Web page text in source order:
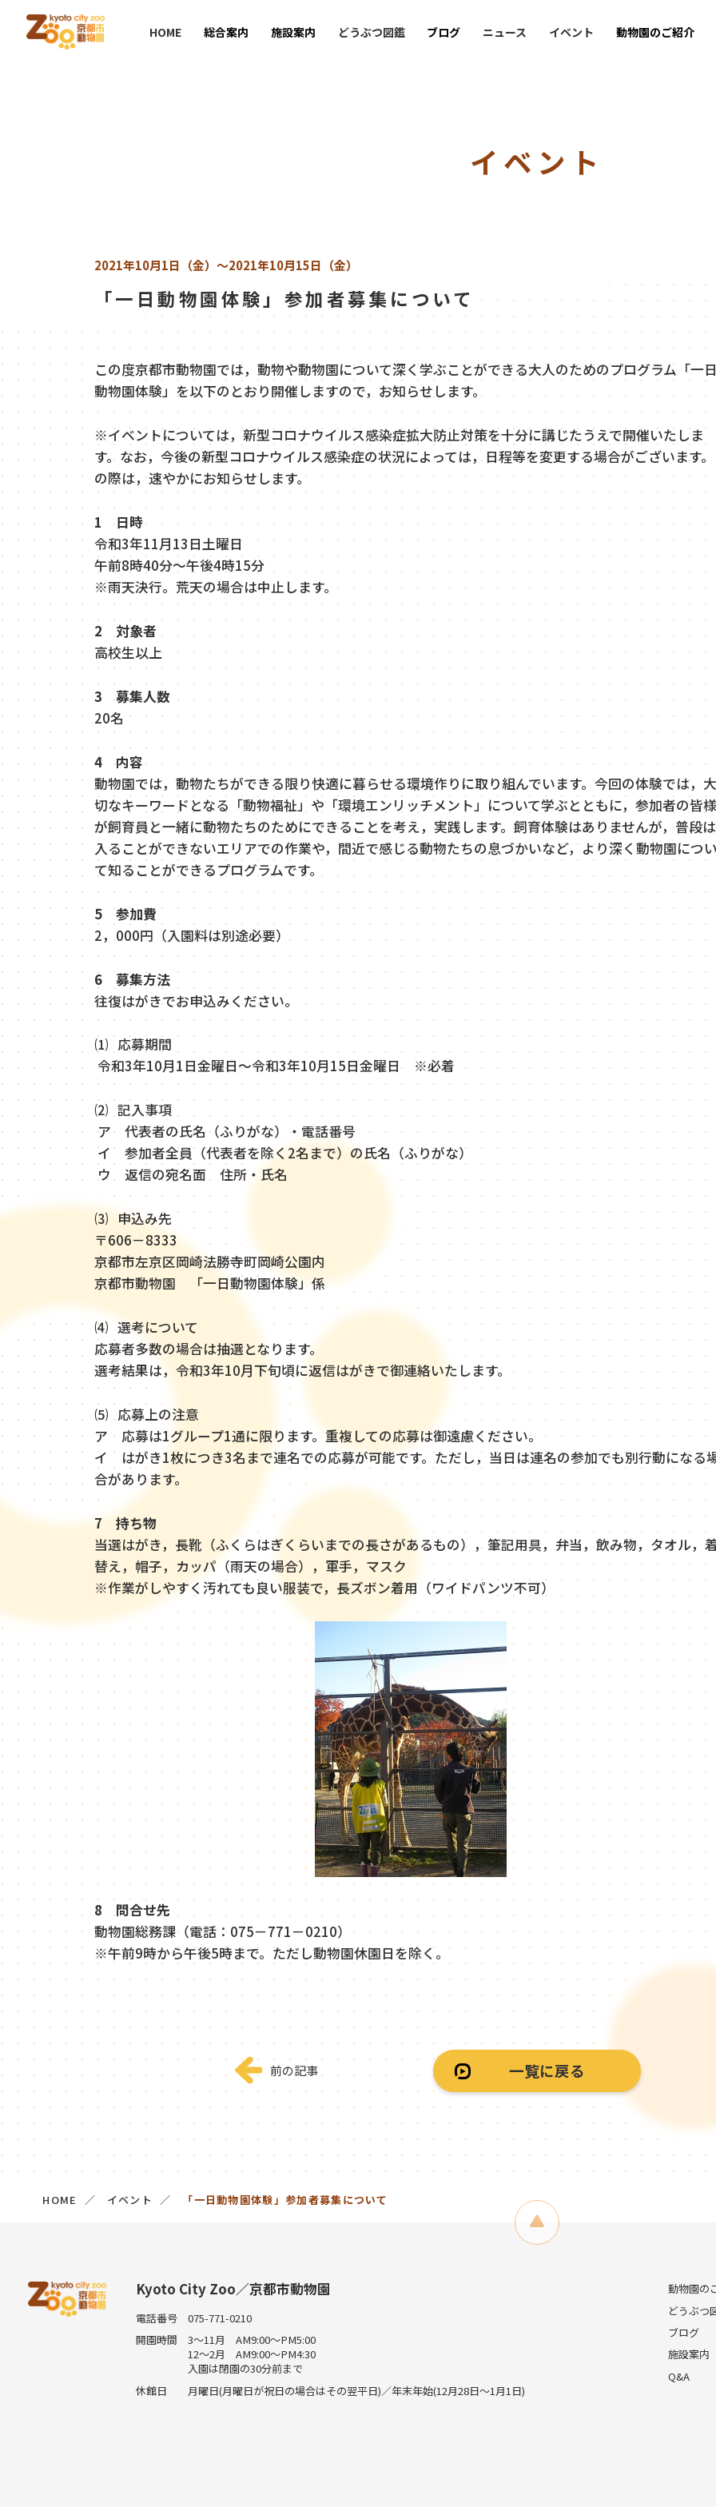
HOME 総合案内 施設案内 どうぶつ図鑑 ブログ ニュース イベント 動物園のご紹介
イベント
2021年10月1日（金） ～2021年10月15日（金）
「一日動物園体験」参加者募集について
この度京都市動物園では，動物や動物園について深く学ぶことができる大人のためのプログラム「一
動物園体験」を以下のとおり開催しますので，お知らせします。
※イベントについては，新型コロナウイルス感染症拡大防止対策を十分に講じたうえで開催いたしま
す。なお，今後の新型コロナウイルス感染症の状況によっては，日程等を変更する場合がございます
の際は，速やかにお知らせします。
1日時
令和3年11月13日土曜日
午前8時40分～午後4時15分
※雨天決行。荒天の場合は中止します。
2 対象者
高校生以上
3 募集人数
20名
4 内容
動物園では，動物たちができる限り快適に暮らせる環境作りに取り組んでいます。今回の体験では，大
切なキーワードとなる「動物福祉」や「環境エンリッチメント」について学ぶとともに，参加者の皆様
が飼育員と一緒に動物たちのためにできることを考え，実践します。飼育体験はありませんが，普段は
入ることができないエリアでの作業や，間近で感じる動物たちの息づかいなど，より深く動物園につ
て知ることができるプログラムです。
5 参加費
2，000円（入園料は別途必要）
6募集方法
往復はがきでお申込みください。
⑴ 応募期間
令和3年10月1日金曜日～令和3年10月15日金曜日 ※必着
⑵ 記入事項
ア 代表者の氏名（ふりがな）・電話番号
イ 参加者全員（代表者を除く2名まで）の氏名（ふりがな）
ウ 返信の宛名面 住所・氏名
⑶ 申込み先
〒606－8333
京都市左京区岡崎法勝寺町岡崎公園内
京都市動物園 「一日動物園体験」係
⑷ 選考について
応募者多数の場合は抽選となります。
選考結果は，令和3年10月下旬頃に返信はがきで御連絡いたします。
⑸ 応募上の注意
ア 応募は1グループ1通に限ります。重複しての応募は御遠慮ください。
イ はがき1枚につき3名まで連名での応募が可能です。ただし，当日は連名の参加でも別行動になる
合があります。
7 持ち物
当選はがき，長靴（ふくらはぎくらいまでの長さがあるもの），筆記用具，弁当，飲み物，タオル，
替え，帽子，カッパ（雨天の場合），軍手，マスク
※作業がしやすく汚れても良い服装で，長ズボン着用（ワイドパンツ不可）
8 問合せ先
動物園総務課（電話：075－771－0210）
※午前9時から午後5時まで。ただし動物園休園日を除く。
前の記事 一覧に戻る
HOME イベント 「一日動物園体験」参加者募集について
Kyoto City Zoo／京都市動物園
電話番号
075-771-0210
開園時間
3～11月 AM9:00～PM5:00
12～2月 AM9:00～PM4:30
入園は閉園の30分前まで
休館日
月曜日(月曜日が祝日の場合はその翌平日)／年末年始(12月28日～1月1日)
動物園の
どうぶつ
ブログ
施設案内
Q&A